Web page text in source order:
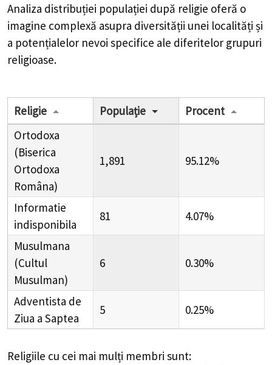
Analiza distribuției populației după religie oferă o
imagine complexă asupra diversității unei localități și
a potențialelor nevoi specifice ale diferitelor grupuri
religioase.
Religie Populație
Procent
Ortodoxa
(Biserica
Ortodoxa
Româna)
1,891 95.12%
Informatie
indisponibila
81 4.07%
Musulmana
(Cultul
Musulman)
6 0.30%
Adventista de
Ziua a Saptea
5 0.25%
Religiile cu cei mai mulți membri sunt: